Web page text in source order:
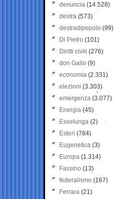
denuncia (14.528)
destra (573)
destradipopolo (99)
Di Pietro (101)
Diritti civili (276)
don Gallo (9)
economia (2.331)
elezioni (3.303)
emergenza (3.077)
Energia (45)
Esselunga (2)
Esteri (784)
Eugenetica (3)
Europa (1.314)
Fassino (13)
federalismo (167)
Ferrara (21)